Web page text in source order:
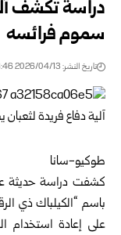
دراسة تكشف
سموم فرائسه
تاريخ النشر: 2026/04/13 3:46 مساءً
طوكيو-سانا
كشفت دراسة حديثة
باسم “الكيلباك ذي
على إعادة استخدام